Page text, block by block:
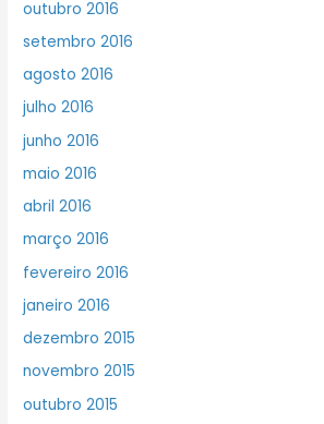
outubro 2016
setembro 2016
agosto 2016
julho 2016
junho 2016
maio 2016
abril 2016
março 2016
fevereiro 2016
janeiro 2016
dezembro 2015
novembro 2015
outubro 2015